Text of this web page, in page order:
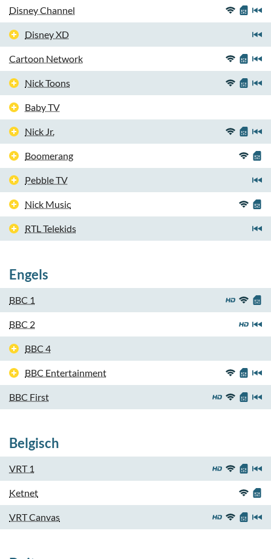
Disney Channel
Disney XD
Cartoon Network
Nick Toons
Baby TV
Nick Jr.
Boomerang
Pebble TV
Nick Music
RTL Telekids
Engels
BBC 1
BBC 2
BBC 4
BBC Entertainment
BBC First
Belgisch
VRT 1
Ketnet
VRT Canvas